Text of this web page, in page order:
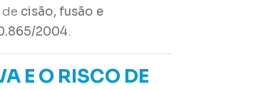
cisão, fusão e
2004.
E O RISCO DE